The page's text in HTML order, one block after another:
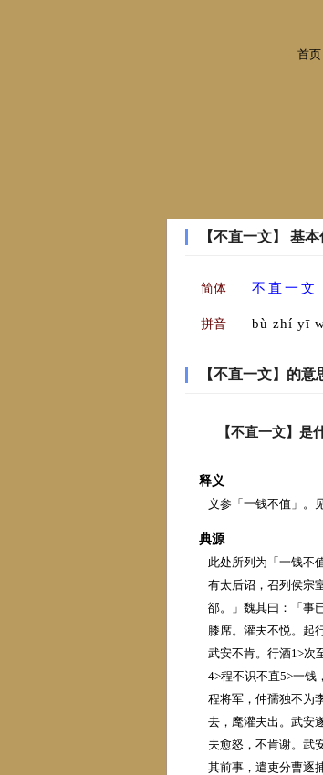
首页
【不直一文】 基
简体 不 直 一 文
拼音 bù zhí yī
【不直一文】的意
【不直一文】是
释义
义参「一钱不值」。
典源
此处所列为「一钱不
有太后诏，召列侯宗
郤。」魏其曰：「事
膝席。灌夫不悦。起
武安不肯。行酒1>次
4>程不识不直5>一钱
程将军，仲孺独不为
去，麾灌夫出。武安
夫愈怒，不肯谢。武
其前事，遣吏分曹逐